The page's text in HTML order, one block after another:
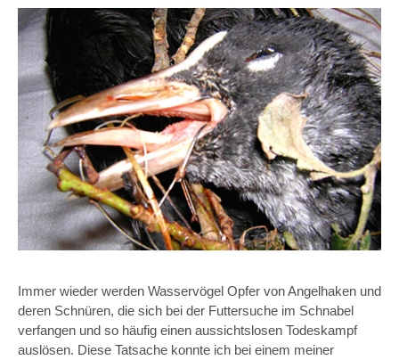
Immer wieder werden Wasservögel Opfer von Angelhaken und
deren Schnüren, die sich bei der Futtersuche im Schnabel
verfangen und so häufig einen aussichtslosen Todeskampf
auslösen. Diese Tatsache konnte ich bei einem meiner